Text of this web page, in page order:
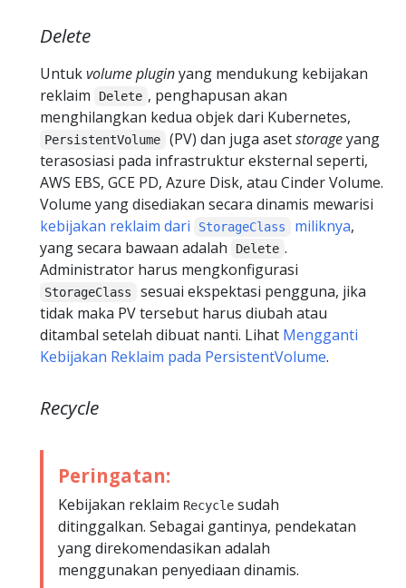
Delete
Untukvolume pluginyang mendukung kebijakan
reklaim
Delete , penghapusan akan
menghilangkan kedua objek dari Kubernetes,
PersistentVolume (PV) dan juga asetstorageyang
terasosiasi pada infrastruktur eksternal seperti,
AWS EBS, GCE PD, Azure Disk, atau Cinder Volume.
Volume yang disediakan secara dinamis mewarisi
kebijakan reklaim dari
StorageClass miliknya,
yang secara bawaan adalah
Delete .
Administrator harus mengkonfigurasi
StorageClass
sesuai ekspektasi pengguna, jika
tidak maka PV tersebut harus diubah atau
ditambal setelah dibuat nanti. Lihat Mengganti
Kebijakan Reklaim pada PersistentVolume.
Recycle
Peringatan:
Kebijakan reklaim Recycle sudah
ditinggalkan. Sebagai gantinya, pendekatan
yang direkomendasikan adalah
menggunakan penyediaan dinamis.